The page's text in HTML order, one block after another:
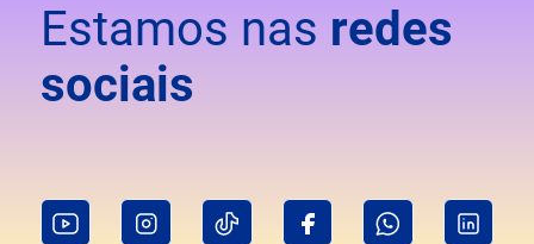
Estamos nas redes
sociais